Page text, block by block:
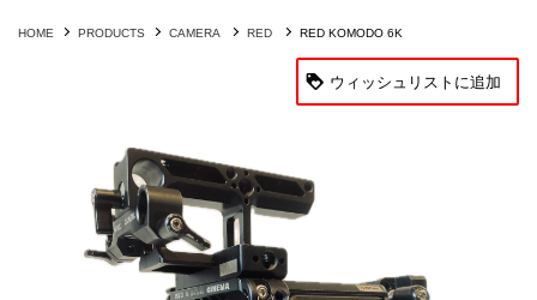
HOME PRODUCTS CAMERA RED RED KOMODO 6K
ウィッシュリストに追加